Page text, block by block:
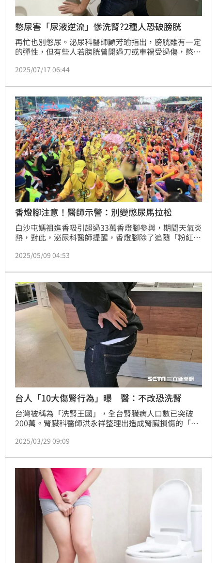
憋尿害「尿液逆流」慘洗腎?2種人恐破膀胱
再忙也別憋尿。泌尿科醫師顧芳瑜指出，膀胱雖有一定
的彈性，但有些人若膀胱曾開過刀或車禍受過傷，憋久
裂的情況，但膀胱壓力太大，尿液可能逆流回腎臟，長
2025/07/17 06:44
香燈腳注意！醫師示警：別變憋尿馬拉松
白沙屯媽祖進香吸引超過33萬香燈腳參與，期間天氣炎
熱，對此，泌尿科醫師提醒，香燈腳除了追隨「粉紅超
免「假補水」。
2025/05/09 04:53
台人「10大傷腎行為」曝 醫：不改恐洗腎
台灣被稱為「洗腎王國」，全台腎臟病人口數已突破
200萬。腎臟科醫師洪永祥整理出造成腎臟損傷的「10
正，以免走到洗腎的地步。
2025/03/29 09:09